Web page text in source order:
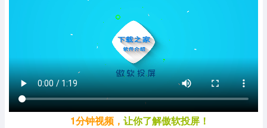
1分钟视频， 让你了解傲软投屏！